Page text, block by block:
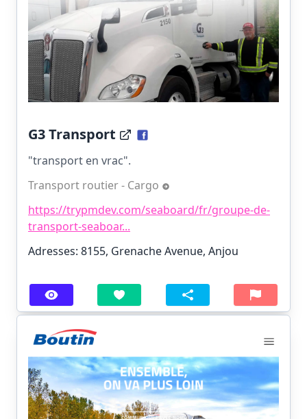
G3 Transport
"transport en vrac".
Transport routier - Cargo
https://trypmdev.com/seaboard/fr/groupe-de-
transport-seaboar...
Adresses: 8155, Grenache Avenue, Anjou